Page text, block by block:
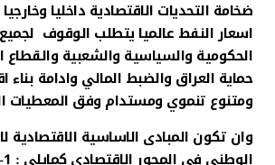
ضخامة التحديات الاقتصادية داخليا
اسعار النفط عالميا يتطلب الوقوف
الحكومية والسياسية والشعبية
حماية العراق والضبط المالي وادامة بناء
ومتنوع تنموي ومستدام وفق المعطيات
وان تكون المبادى الاساسية الاقتصادية